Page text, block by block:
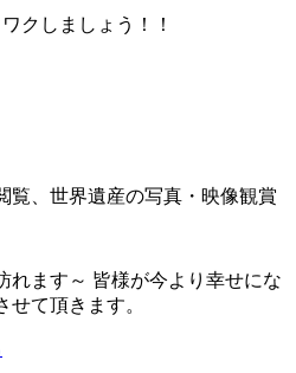
クしましょう！！
覧、世界遺産の写真・映像観賞
れます～ 皆様が今より幸せにな
せて頂きます。